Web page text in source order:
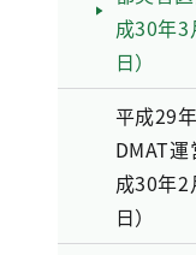
成30年
日）
平成29
DMAT
成30年2
日）